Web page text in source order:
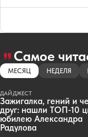
Самое
МЕСЯЦ НЕДЕЛЯ
ДАЙДЖЕСТ
Зажигалка, гений и
друг: нашли ТОП-10
юбилею Александра
Радулова